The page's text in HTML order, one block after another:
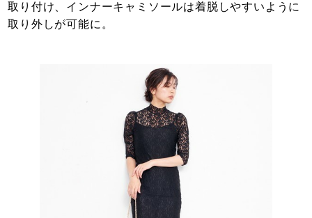
取り付け、インナーキャミソールは着脱しやすいように
取り外しが可能に。